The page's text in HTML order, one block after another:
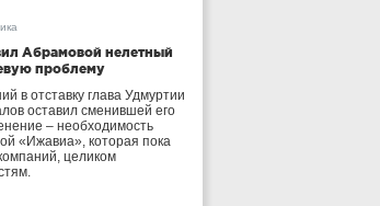
Абрамовой нелетный
проблему
в отставку глава Удмуртии
оставил сменившей его
– необходимость
«Ижавиа», которая пока
целиком